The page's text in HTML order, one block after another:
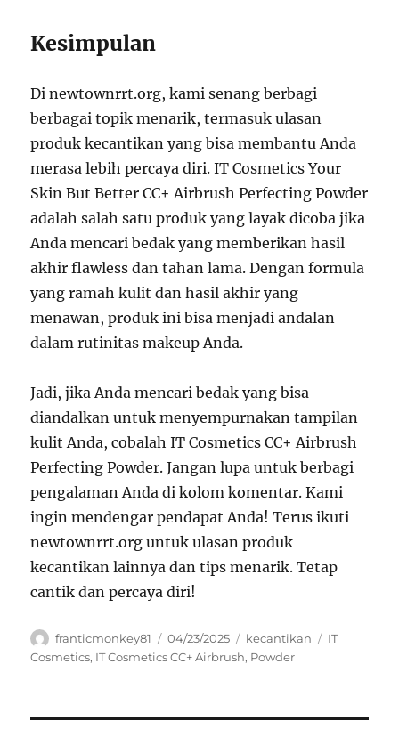
Kesimpulan
Di newtownrrt.org, kami senang berbagi
berbagai topik menarik, termasuk ulasan
produk kecantikan yang bisa membantu Anda
merasa lebih percaya diri. IT Cosmetics Your
Skin But Better CC+ Airbrush Perfecting Powder
adalah salah satu produk yang layak dicoba jika
Anda mencari bedak yang memberikan hasil
akhir flawless dan tahan lama. Dengan formula
yang ramah kulit dan hasil akhir yang
menawan, produk ini bisa menjadi andalan
dalam rutinitas makeup Anda.
Jadi, jika Anda mencari bedak yang bisa
diandalkan untuk menyempurnakan tampilan
kulit Anda, cobalah IT Cosmetics CC+ Airbrush
Perfecting Powder. Jangan lupa untuk berbagi
pengalaman Anda di kolom komentar. Kami
ingin mendengar pendapat Anda! Terus ikuti
newtownrrt.org untuk ulasan produk
kecantikan lainnya dan tips menarik. Tetap
cantik dan percaya diri!
Author
franticmonkey81
Posted
on
04/23/2025 Categories
kecantikan Tags
IT
Cosmetics, IT Cosmetics CC+ Airbrush, Powder